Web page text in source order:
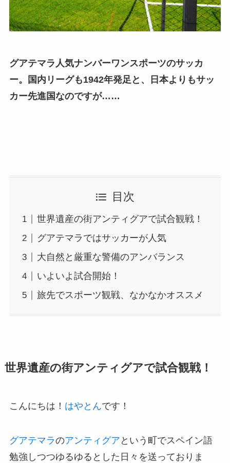
グアテマラ人気ナンバーワンスポーツのサッカ
ー。国内リーグも1942年発足と、日本よりもサッ
カー先進国なのですが……
目次
世界遺産の街アンティグアで試合観戦！
グアテマラではサッカーが人気
大自然と厳重な警備のアンバランス
いよいよ試合開始！
旅先でスポーツ観戦、なかなかオススメ
世界遺産の街アンティグアで試合観戦！
こんにちは！ はやとんです！
グアテマラのアンティグア という町でスペイン語
勉強しつつゆるゆるとした日々を送っておりま